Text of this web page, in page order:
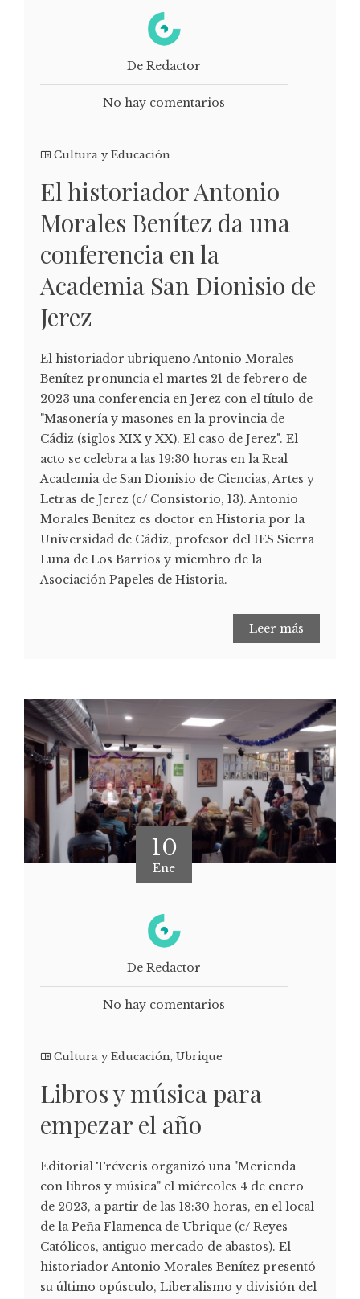
De Redactor
No hay comentarios
Cultura y Educación
El historiador Antonio
Morales Benítez da una
conferencia en la
Academia San Dionisio de
Jerez
El historiador ubriqueño Antonio Morales
Benítez pronuncia el martes 21 de febrero de
2023 una conferencia en Jerez con el título de
"Masonería y masones en la provincia de
Cádiz (siglos XIX y XX). El caso de Jerez". El
acto se celebra a las 19:30 horas en la Real
Academia de San Dionisio de Ciencias, Artes y
Letras de Jerez (c/ Consistorio, 13). Antonio
Morales Benítez es doctor en Historia por la
Universidad de Cádiz, profesor del IES Sierra
Luna de Los Barrios y miembro de la
Asociación Papeles de Historia.
Leer más
10
Ene
De Redactor
No hay comentarios
Cultura y Educación, Ubrique
Libros y música para
empezar el año
Editorial Tréveris organizó una "Merienda
con libros y música" el miércoles 4 de enero
de 2023, a partir de las 18:30 horas, en el local
de la Peña Flamenca de Ubrique (c/ Reyes
Católicos, antiguo mercado de abastos). El
historiador Antonio Morales Benítez presentó
su último opúsculo, Liberalismo y división del